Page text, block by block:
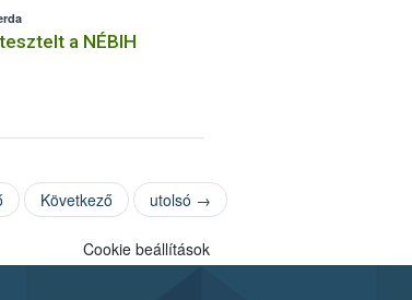
a NÉBIH
Következő utolsó →
Cookie beállítások